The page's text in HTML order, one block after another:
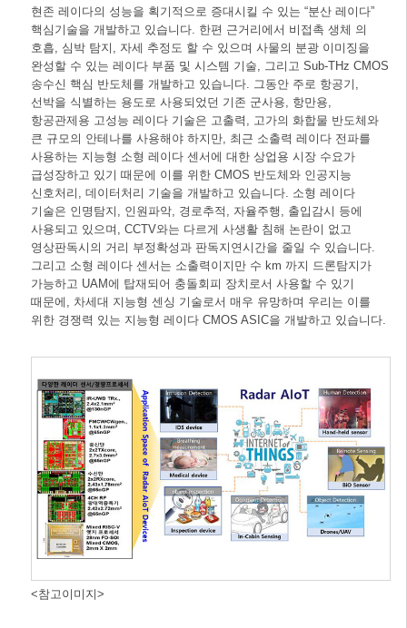
현존 레이다의 성능을 획기적으로 증대시킬 수 있는 “분산 레이다”
핵심기술을 개발하고 있습니다. 한편 근거리에서 비접촉 생체 의
호흡, 심박 탐지, 자세 추정도 할 수 있으며 사물의 분광 이미징을
완성할 수 있는 레이다 부품 및 시스템 기술, 그리고 Sub-THz CMOS
송수신 핵심 반도체를 개발하고 있습니다. 그동안 주로 항공기,
선박을 식별하는 용도로 사용되었던 기존 군사용, 항만용,
항공관제용 고성능 레이다 기술은 고출력, 고가의 화합물 반도체와
큰 규모의 안테나를 사용해야 하지만, 최근 소출력 레이다 전파를
사용하는 지능형 소형 레이다 센서에 대한 상업용 시장 수요가
급성장하고 있기 때문에 이를 위한 CMOS 반도체와 인공지능
신호처리, 데이터처리 기술을 개발하고 있습니다. 소형 레이다
기술은 인명탐지, 인원파악, 경로추적, 자율주행, 출입감시 등에
사용되고 있으며, CCTV와는 다르게 사생활 침해 논란이 없고
영상판독시의 거리 부정확성과 판독지연시간을 줄일 수 있습니다.
그리고 소형 레이다 센서는 소출력이지만 수 km 까지 드론탐지가
가능하고 UAM에 탑재되어 충돌회피 장치로서 사용할 수 있기
때문에, 차세대 지능형 센싱 기술로서 매우 유망하며 우리는 이를
위한 경쟁력 있는 지능형 레이다 CMOS ASIC을 개발하고 있습니다.
<참고이미지>